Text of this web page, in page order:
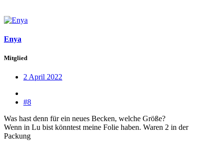
Enya
Mitglied
2 April 2022
#8
Was hast denn für ein neues Becken, welche Größe?
Wenn in Lu bist könntest meine Folie haben. Waren 2 in der
Packung